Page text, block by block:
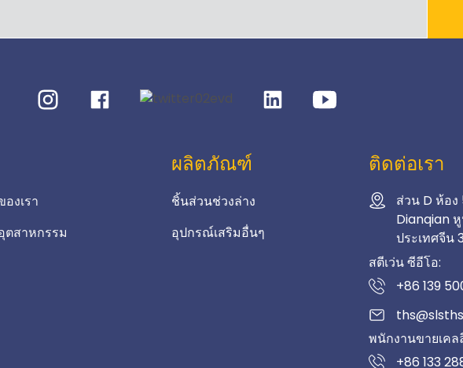
งเรา
ตสาหกรรม
ผลิตภัณฑ์
ชิ้นส่วนช่วงล่าง
อุปกรณ์เสริมอื่นๆ
ติดต่อเรา
ส่วน D ห้อง
Dianqian
ประเทศจีน
สตีเว่น ซีอีโอ:
+86 139
พนักงานขายเคล
+86 133